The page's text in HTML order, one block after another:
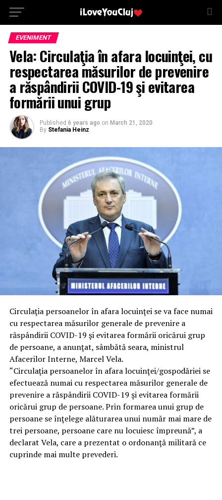
EVENIMENT
Vela: Circulaţia în afara locuinţei, cu
respectarea măsurilor de prevenire
a răspândirii COVID-19 şi evitarea
formării unui grup
Published 6 years ago on March 21, 2020
By Stefania Heinz
Circulaţia persoanelor în afara locuinţei se va face numai
cu respectarea măsurilor generale de prevenire a
răspândirii COVID-19 şi evitarea formării oricărui grup
de persoane, a anunţat, sâmbătă seara, ministrul
Afacerilor Interne, Marcel Vela.
“Circulaţia persoanelor în afara locuinţei/gospodăriei se
efectuează numai cu respectarea măsurilor generale de
prevenire a răspândirii COVID-19 şi evitarea formării
oricărui grup de persoane. Prin formarea unui grup de
persoane se înţelege alăturarea unui număr mai mare de
trei persoane, persoane care nu locuiesc împreună”, a
declarat Vela, care a prezentat o ordonanţă militară ce
cuprinde mai multe prevederi.